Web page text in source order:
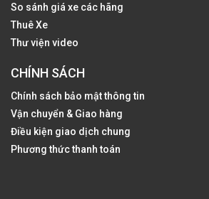
So sánh giá xe các hãng
Thuê Xe
Thư viện video
CHÍNH SÁCH
Chính sách bảo mật thông tin
Vận chuyển & Giao hàng
Điều kiện giao dịch chung
Phương thức thanh toán